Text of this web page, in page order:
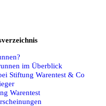
im Überblick
Stiftung Warentest & Co
Warentest